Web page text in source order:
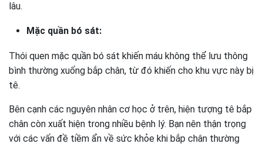
lâu.
Mặc quần bó sát:
Thói quen mặc quần bó sát khiến máu không thể lưu thông
bình thường xuống bắp chân, từ đó khiến cho khu vực này bị
tê.
Bên cạnh các nguyên nhân cơ học ở trên, hiện tượng tê bắp
chân còn xuất hiện trong nhiều bệnh lý. Bạn nên thận trọng
với các vấn đề tiềm ẩn về sức khỏe khi bắp chân thường